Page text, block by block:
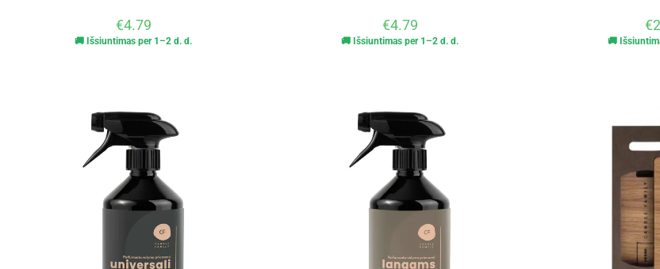
€4.79
🚚 Išsiuntimas per 1–2 d. d.
€4.79
🚚 Išsiuntimas per 1–2 d. d.
€
🚚